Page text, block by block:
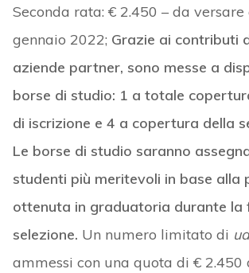
Seconda rata: € 2.450 – da
gennaio 2022; Grazie ai contributi
aziende partner, sono messe a
borse di studio: 1 a totale
di iscrizione e 4 a copertura della
Le borse di studio saranno
studenti più meritevoli in base alla
ottenuta in graduatoria durante la
selezione. Un numero limitato di
ammessi con una quota di € 2.450